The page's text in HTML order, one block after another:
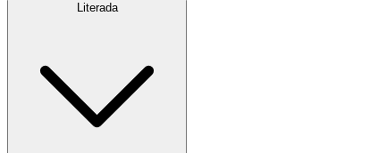
Literada